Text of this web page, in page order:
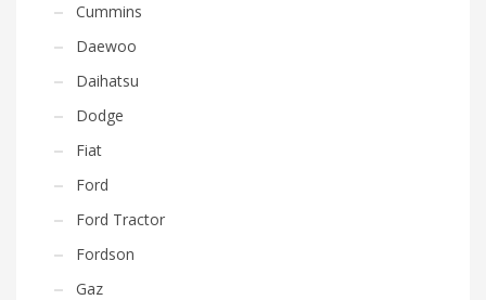
Cummins
Daewoo
Daihatsu
Dodge
Fiat
Ford
Ford Tractor
Fordson
Gaz